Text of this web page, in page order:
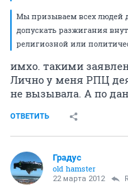
Мы призываем всех людей
допускать разжигания
религиозной или
имхо. такими
Лично у меня РПЦ
не вызывала. А по
ОТВЕТИТЬ
Градус
old hamster
22 марта 2012